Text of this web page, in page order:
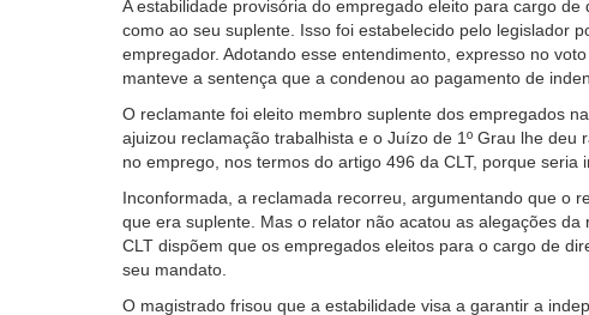
usando
leitor
de
tela,
ignore
este
botão.
é
um
recurso
de
acessibilidade
A estabilidade provisória do empregado eleito para cargo
como ao seu suplente. Isso foi estabelecido pelo legislador
empregador. Adotando esse entendimento, expresso no
manteve a sentença que a condenou ao pagamento de
O reclamante foi eleito membro suplente dos empregados
ajuizou reclamação trabalhista e o Juízo de 1º Grau lhe
no emprego, nos termos do artigo 496 da CLT, porque
Inconformada, a reclamada recorreu, argumentando que o
que era suplente. Mas o relator não acatou as alegações
CLT dispõem que os empregados eleitos para o cargo de
seu mandato.
O magistrado frisou que a estabilidade visa a garantir a